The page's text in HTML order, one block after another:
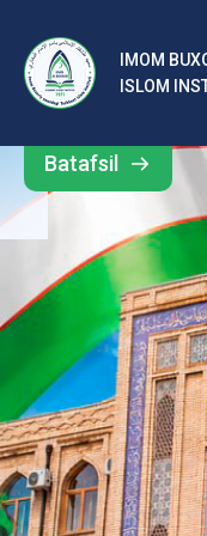
IMOM
ISLOM
b
al
ar
o‘
rt
a
si
d
Barcha
yangiliklar
Batafsil